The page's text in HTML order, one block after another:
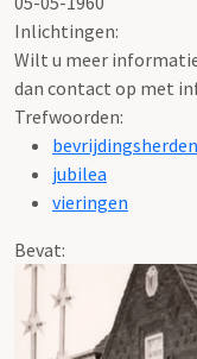
Inlichtingen:
Wilt u meer
dan contact op met
Trefwoorden:
jubilea
vieringen
Bevat: